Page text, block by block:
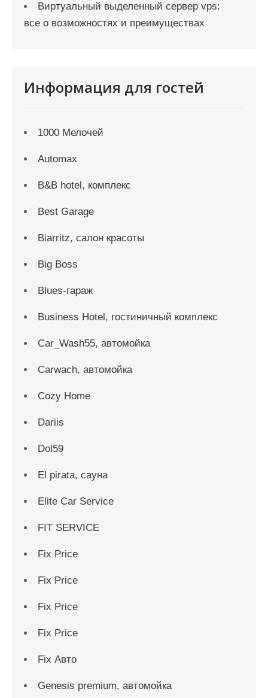
Виртуальный выделенный сервер vps:
все о возможностях и преимуществах
Информация для гостей
1000 Мелочей
Automax
B&B hotel, комплекс
Best Garage
Biarritz, салон красоты
Big Boss
Blues-гараж
Business Hotel, гостиничный комплекс
Car_Wash55, автомойка
Carwach, автомойка
Cozy Home
Dariis
Dol59
El pirata, сауна
Elite Car Service
FIT SERVICE
Fix Price
Fix Price
Fix Price
Fix Price
Fix Авто
Genesis premium, автомойка